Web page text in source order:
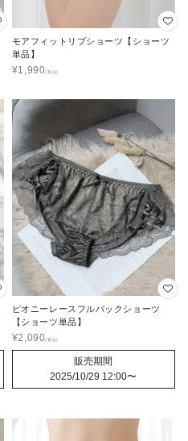
モアフィットリブショーツ【ショーツ
単品】
¥1,990
ピオニーレースフルバックショーツ
【ショーツ単品】
¥2,090
販売期間
2025/10/29 12:00〜